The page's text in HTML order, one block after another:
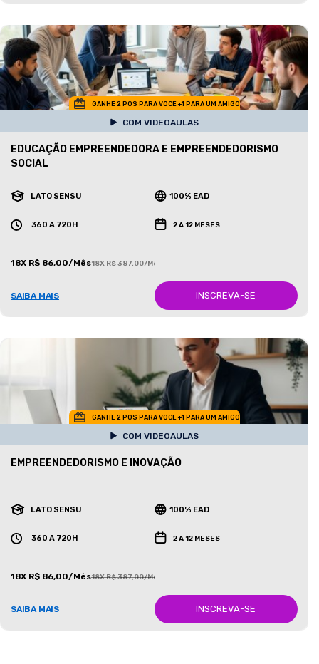
GANHE 2 POS PARA VOCE +1 PARA UM AMIGO
COM VIDEOAULAS
EDUCAÇÃO EMPREENDEDORA E EMPREENDEDORISMO
SOCIAL
LATO SENSU 100% EAD
360 A 720H 2 A 12 MESES
18X R$ 86,00/Mês18X R$ 387,00/Mês
SAIBA MAIS INSCREVA-SE
GANHE 2 POS PARA VOCE +1 PARA UM AMIGO
COM VIDEOAULAS
EMPREENDEDORISMO E INOVAÇÃO
LATO SENSU 100% EAD
360 A 720H 2 A 12 MESES
18X R$ 86,00/Mês18X R$ 387,00/Mês
SAIBA MAIS INSCREVA-SE